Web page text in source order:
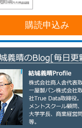
購読申込み